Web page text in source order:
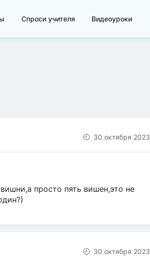
Спроси учителя Видеоуроки
30 октября 2023
просто пять вишен,это не
30 октября 2023